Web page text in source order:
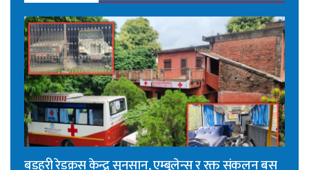
बडहरी रेडक्रस केन्द्र सुनसान, एम्बुलेन्स र रक्त संकलन बस